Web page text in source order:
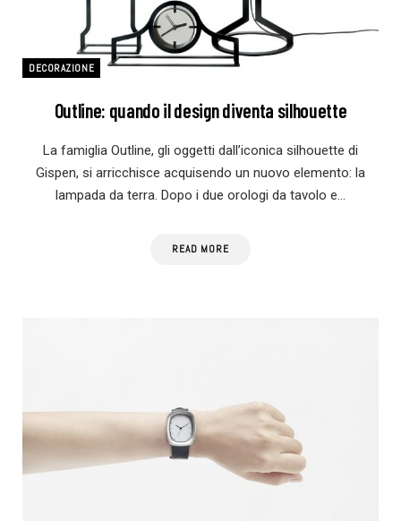
DECORAZIONE
Outline: quando il design diventa silhouette
La famiglia Outline, gli oggetti dall’iconica silhouette di
Gispen, si arricchisce acquisendo un nuovo elemento: la
lampada da terra. Dopo i due orologi da tavolo e…
READ MORE